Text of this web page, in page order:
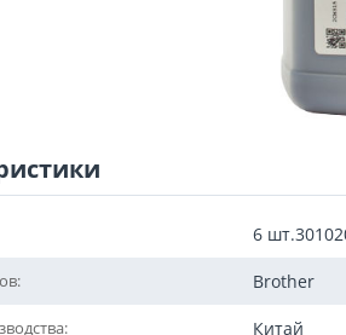
6
Brother
Китай